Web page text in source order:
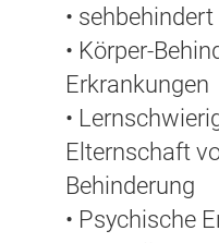
•
• Körper-
Erkrankungen
•
Elternschaft
Behinderung
• Psychische